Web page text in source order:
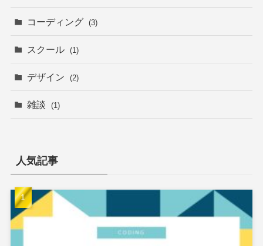
コーディング (3)
スクール (1)
デザイン (2)
雑談 (1)
人気記事